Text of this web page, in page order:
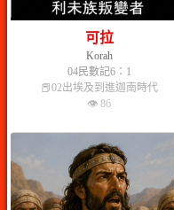
可拉
Korah
04民數記6：1
📕02出埃及到進迦南時代
👁 86